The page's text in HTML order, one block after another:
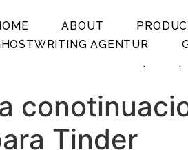
ABOUT
AGENTUR
.
.
Tinder